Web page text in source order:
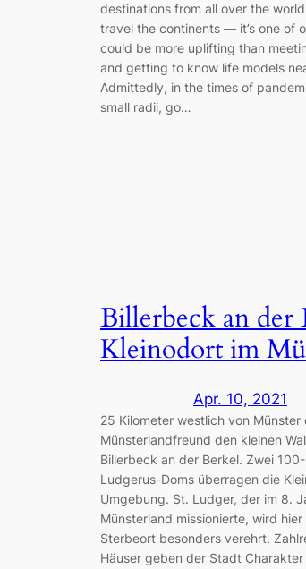
destinations from all over the
travel the continents — it’s one of
could be more uplifting than
and getting to know life models
Admittedly, in the times of
small radii, go…
Billerbeck an der
Kleinodort im
Apr. 10, 2021
25 Kilometer westlich von Münster
Münsterlandfreund den kleinen
Billerbeck an der Berkel. Zwei
Ludgerus-Doms überragen die
Umgebung. St. Ludger, der im 8.
Münsterland missionierte, wird hier
Sterbeort besonders verehrt.
Häuser geben der Stadt